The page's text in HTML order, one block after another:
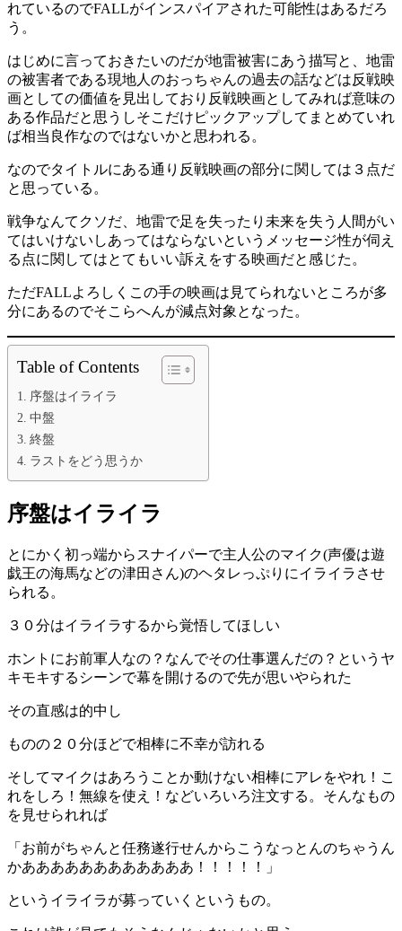
れているのでFALLがインスパイアされた可能性はあるだろ
う。
はじめに言っておきたいのだが地雷被害にあう描写と、地雷
の被害者である現地人のおっちゃんの過去の話などは反戦映
画としての価値を見出しており反戦映画としてみれば意味の
ある作品だと思うしそこだけピックアップしてまとめていれ
ば相当良作なのではないかと思われる。
なのでタイトルにある通り反戦映画の部分に関しては３点だ
と思っている。
戦争なんてクソだ、地雷で足を失ったり未来を失う人間がい
てはいけないしあってはならないというメッセージ性が伺え
る点に関してはとてもいい訴えをする映画だと感じた。
ただFALLよろしくこの手の映画は見てられないところが多
分にあるのでそこらへんが減点対象となった。
Table of Contents
序盤はイライラ
中盤
終盤
ラストをどう思うか
序盤はイライラ
とにかく初っ端からスナイパーで主人公のマイク(声優は遊
戯王の海馬などの津田さん)のヘタレっぷりにイライラさせ
られる。
３０分はイライラするから覚悟してほしい
ホントにお前軍人なの？なんでその仕事選んだの？というヤ
キモキするシーンで幕を開けるので先が思いやられた
その直感は的中し
ものの２０分ほどで相棒に不幸が訪れる
そしてマイクはあろうことか動けない相棒にアレをやれ！こ
れをしろ！無線を使え！などいろいろ注文する。そんなもの
を見せられれば
「お前がちゃんと任務遂行せんからこうなっとんのちゃうん
かああああああああああああ！！！！！」
というイライラが募っていくというもの。